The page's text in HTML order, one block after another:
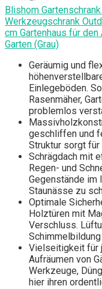
Blishom
Werkzeugschrank
cm Gartenhaus für
Garten (Grau)
Geräumig und
Einlegeböden.
Rasenmäher,
problemlos
geschliffen und
Struktur sorgt
Schrägdach mit
Regen- und
Gegenstände im
Staunässe zu
Optimale
Holztüren mit
Verschluss.
Vielseitigkeit für
Aufräumen von
Werkzeuge,
hier ihren